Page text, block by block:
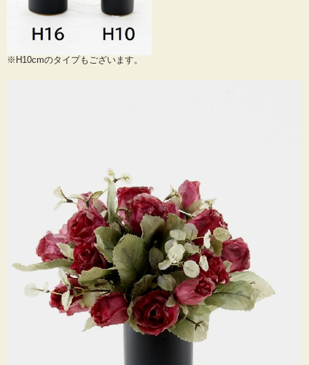
※H10cmのタイプもございます。